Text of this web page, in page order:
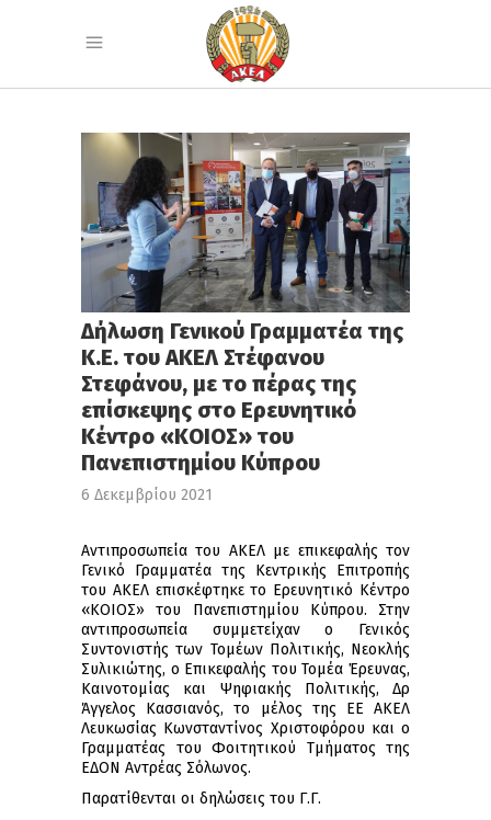
Δήλωση Γενικού Γραμματέα της
Κ.Ε. του ΑΚΕΛ Στέφανου
Στεφάνου, με το πέρας της
επίσκεψης στο Ερευνητικό
Κέντρο «ΚΟΙΟΣ» του
Πανεπιστημίου Κύπρου
6 Δεκεμβρίου 2021
Αντιπροσωπεία του ΑΚΕΛ με επικεφαλής τον
Γενικό Γραμματέα της Κεντρικής Επιτροπής
του ΑΚΕΛ επισκέφτηκε το Ερευνητικό Κέντρο
«ΚΟΙΟΣ» του Πανεπιστημίου Κύπρου. Στην
αντιπροσωπεία συμμετείχαν ο Γενικός
Συντονιστής των Τομέων Πολιτικής, Νεοκλής
Συλικιώτης, ο Επικεφαλής του Τομέα Έρευνας,
Καινοτομίας και Ψηφιακής Πολιτικής, Δρ
Άγγελος Κασσιανός, το μέλος της ΕΕ ΑΚΕΛ
Λευκωσίας Κωνσταντίνος Χριστοφόρου και ο
Γραμματέας του Φοιτητικού Τμήματος της
ΕΔΟΝ Αντρέας Σόλωνος.
Παρατίθενται οι δηλώσεις του Γ.Γ.